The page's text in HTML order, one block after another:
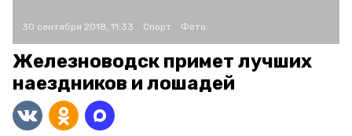
30 сентября 2018, 11:33 Спорт Фото:
Железноводск примет лучших
наездников и лошадей